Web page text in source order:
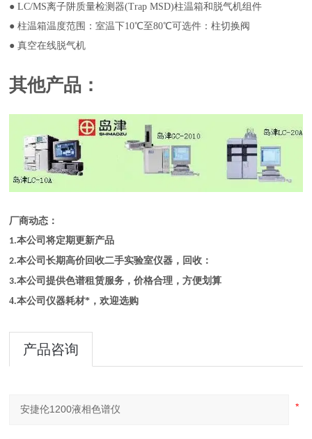
● LC/MS离子阱质量检测器(Trap MSD)柱温箱和脱气机组件
● 柱温箱温度范围：室温下10℃至80℃可选件：柱切换阀
● 真空在线脱气机
其他产品：
厂商动态：
1.本公司将定期更新产品
2.本公司长期高价回收二手实验室仪器，回收：
3.本公司提供色谱租赁服务，价格合理，方便划算
4.本公司仪器耗材*，欢迎选购
产品咨询